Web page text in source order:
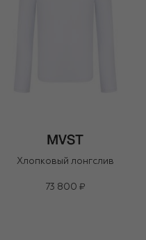
Хлопковый лонгслив
73 800 ₽